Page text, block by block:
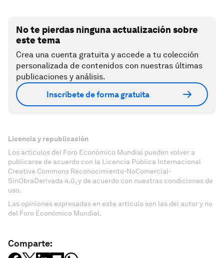
No te pierdas ninguna actualización sobre
este tema
Crea una cuenta gratuita y accede a tu colección
personalizada de contenidos con nuestras últimas
publicaciones y análisis.
Inscríbete de forma gratuita
Licencia y republicación
Los artículos del Foro Económico Mundial pueden volver a
publicarse de acuerdo con la Licencia Pública Internacional
Creative Commons Reconocimiento-NoComercial-
SinObraDerivada 4.0, y de acuerdo con nuestras condiciones de
uso.
Las opiniones expresadas en este artículo son las del autor y no
del Foro Económico Mundial.
Comparte: